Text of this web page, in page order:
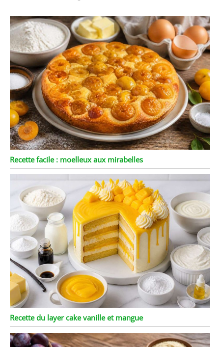
vaisselle en porcelaine a
subi un processus de
production complet et
n'aura pas d'odeur
particulière. S'il y a une
légère odeur de la boîte
lorsque l'emballage est
ouvert, vous pouvez
placer les produits au
soleil pendant dix à vingt
minutes. La porcelaine
de haute qualité
n'affectera pas Le goût de
la nourriture elle-même,
vous pouvez également
utiliser ses propres
caractéristiques pour
rendre la nourriture plus
délicieuse. MALACASA
vous souhaite un bon
appétit
Recette facile : moelleux aux mirabelles
Recette du layer cake vanille et mangue